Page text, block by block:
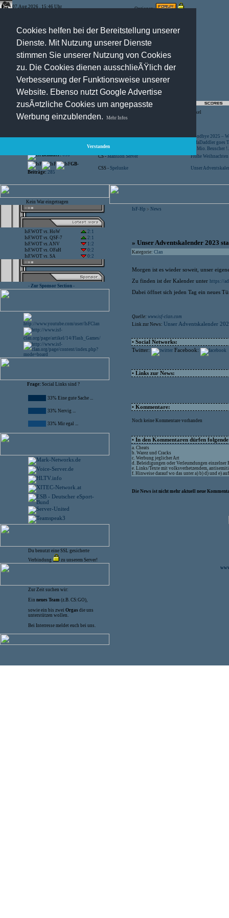
Cookies helfen bei der Bereitstellung unserer
Dienste. Mit Nutzung unserer Dienste
stimmen Sie unserer Nutzung von Cookies
zu. Die Cookies dienen ausschlieÃŸlich der
Verbesserung der Funktionsweise unserer
Website. Ebenso nutzt Google Advertise
zusÃ¤tzliche Cookies um angepasste
Werbung einzublenden.
Mehr Infos
Verstanden
07.Aug.2026 , 15:46 Uhr Optionen:
Artikel
Besucher:44433327 CS -SniperWar Server
Goodbye 2025 –
SofaDaddler goes
CS -FunYard
40 Mio. Beuscher
Benutzer: 618 CS -Mansion Server
Frohe
GB-
Beiträge: 285
CSS - Spelunke Unser
Kein War eingetragen
IsF.WOT vs. HoW
2:1
IsF.WOT vs. QSF-7
2:1
IsF.WOT vs.ANV
1:2
IsF.WOT vs. OFaH
0:2
IsF.WOT vs. SA 0:2
- Zur Sponsor Section -
Frage: Social Links sind ?
33% Eine gute Sache ...
33% Nervig ...
33% Mir egal ...
Du benutzt eine SSL gesicherte
Verbindung
zu unserem Server!
Zur Zeit suchen wir:
Ein neues Team (z.B. CS:GO),
sowie ein bis zwei Orgas die uns
unterstützen wollen.
Bei Interresse meldet euch bei uns.
IsF-Hp > News
» Unser Adventskalender 2023
Kategorie: Clan
Morgen ist es wieder soweit, unser
Zu finden ist der Kalender unter https://
Dabei öffnet sich jeden Tag ein neues
Quelle: www.isf-clan.com
Link zur News: Unser Adventskalender
• Social Networks:
Twitter:
Facebook:
• Links zur News:
• Kommentare:
Noch keine Kommentare vorhanden
• In den Kommentaren dürfen
a. Cheats
b. Warez und Cracks
c. Werbung jeglicher Art
d. Beleidigungen oder Verleumdungen einzelner
e. Links/Texte mit volksverhetzendem,
f. Hinweise darauf wo das unter a) b) d) und e)
Die News ist nicht mehr aktuell neue